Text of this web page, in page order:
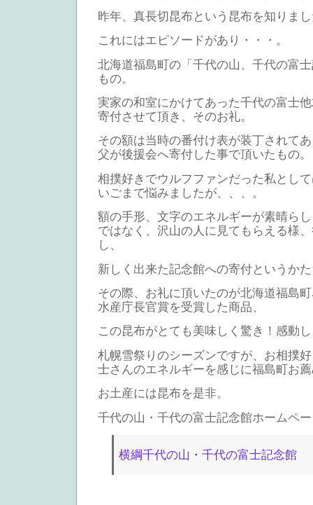
昨年、真長切昆布という昆布を知りま
これにはエピソードがあり・・・。
北海道福島町の「千代の山、千代の富
もの。
実家の和室にかけてあった千代の富士
寄付させて頂き、そのお礼。
その額は当時の番付け表が装丁されて
父が後援会へ寄付した事で頂いたもの。
相撲好きでウルフファンだった私とし
いごまで悩みましたが、、、。
額の手形、文字のエネルギーが素晴ら
ではなく、沢山の人に見てもらえる様
し、
新しく出来た記念館への寄付というか
その際、お礼に頂いたのが北海道福島
水産庁長官賞を受賞した商品、
この昆布がとても美味しく驚き！感動
札幌雪祭りのシーズンですが、お相撲
士さんのエネルギーを感じに福島町お
お土産には昆布を是非。
千代の山・千代の富士記念館ホームペ
横綱千代の山・千代の富士記念館